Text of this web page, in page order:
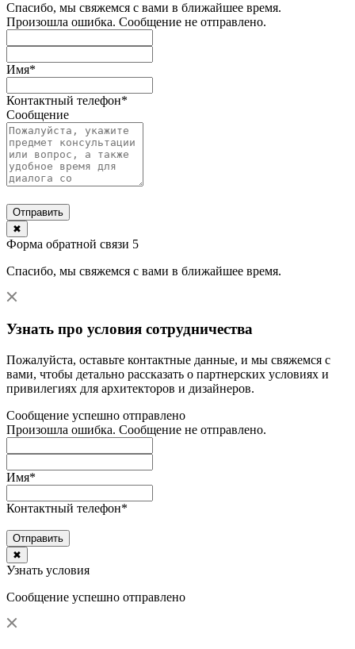
Спасибо, мы свяжемся с вами в ближайшее время.
Произошла ошибка. Сообщение не отправлено.
Имя*
Контактный телефон*
Сообщение
Отправить
✖
Форма обратной связи 5
Спасибо, мы свяжемся с вами в ближайшее время.
Узнать про условия сотрудничества
Пожалуйста, оставьте контактные данные, и мы свяжемся с
вами, чтобы детально рассказать о партнерских условиях и
привилегиях для архитекторов и дизайнеров.
Сообщение успешно отправлено
Произошла ошибка. Сообщение не отправлено.
Имя*
Контактный телефон*
Отправить
✖
Узнать условия
Сообщение успешно отправлено